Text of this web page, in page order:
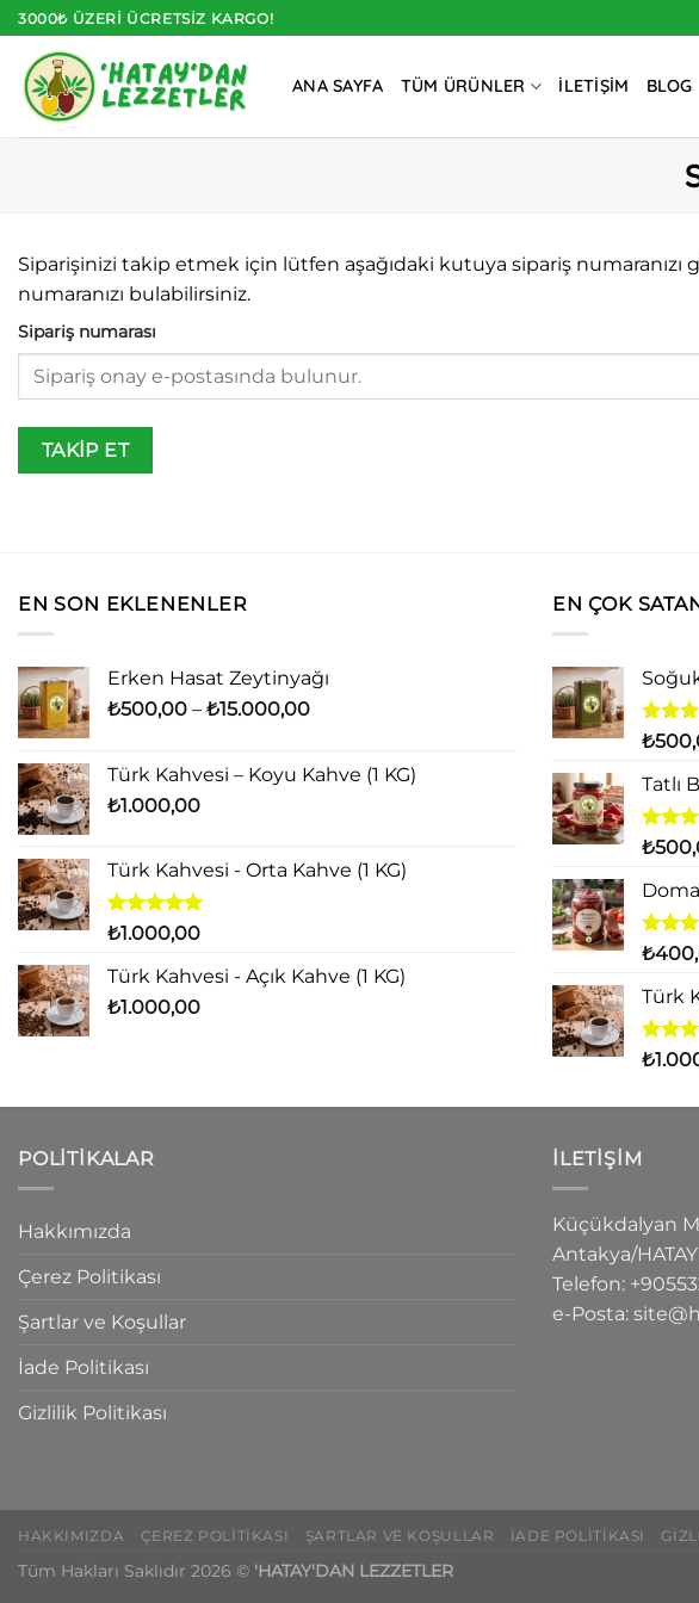
İçeriğe
atla
3000₺ ÜZERI ÜCRETSIZ KARGO!
ANA SAYFA TÜM ÜRÜNLER İLETIŞIM BLOG
Siparişinizi takip etmek için lütfen aşağıdaki kutuya sipariş
numaranızı bulabilirsiniz.
Sipariş numarası
TAKIP ET
EN SON EKLENENLER
Erken Hasat Zeytinyağı
₺500,00 – ₺15.000,00Fiyat
-
Türk Kahvesi – Koyu Kahve (1 KG)
₺1.000,00
Türk Kahvesi - Orta Kahve (1 KG)
5 üzerinden
aldı
₺1.000,00
Türk Kahvesi - Açık Kahve (1 KG)
₺1.000,00
EN ÇOK
5
4.71
aldı
₺
Tatlı
5
oy
aldı
₺
5
oy
aldı
₺
Türk
5
₺
POLITIKALAR
Hakkımızda
Çerez Politikası
Şartlar ve Koşullar
İade Politikası
Gizlilik Politikası
İLETIŞIM
Küçükdalyan
Antakya/HATAY
Telefon:
e-Posta:
HAKKIMIZDA ÇEREZ POLITIKASI ŞARTLAR VE KOŞULLAR İADE POLITIKASI
Tüm Hakları Saklıdır 2026 © 'HATAY'DAN LEZZETLER